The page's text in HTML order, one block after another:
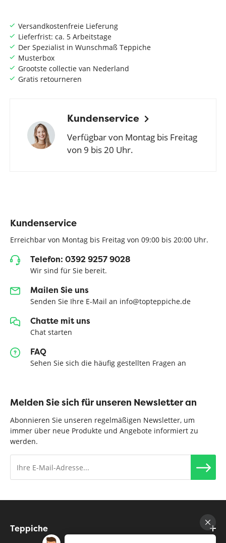
Versandkostenfreie Lieferung
Lieferfrist: ca. 5 Arbeitstage
Der Spezialist in Wunschmaß Teppiche
Musterbox
Grootste collectie van Nederland
Gratis retourneren
Kundenservice
Verfügbar von Montag bis Freitag
von 9 bis 20 Uhr.
Kundenservice
Erreichbar von Montag bis Freitag von 09:00 bis 20:00 Uhr.
Telefon: 0392 9257 9028
Wir sind für Sie bereit.
Mailen Sie uns
Senden Sie Ihre E-Mail an info@topteppiche.de
Chatte mit uns
Chat starten
FAQ
Sehen Sie sich die häufig gestellten Fragen an
Melden Sie sich für unseren Newsletter an
Abonnieren Sie unseren regelmäßigen Newsletter, um
immer über neue Produkte und Angebote informiert zu
werden.
Teppiche